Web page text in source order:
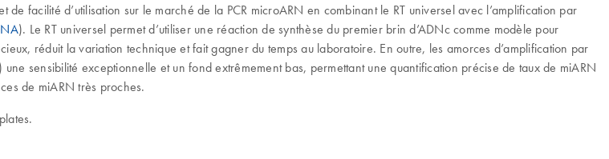
facilité d’utilisation sur le marché de la PCR microARN en combinant le RT universel avec l’amplification par
). Le RT universel permet d’utiliser une réaction de synthèse du premier brin d’ADNc comme modèle pour
réduit la variation technique et fait gagner du temps au laboratoire. En outre, les amorces d’amplification par
sensibilité exceptionnelle et un fond extrêmement bas, permettant une quantification précise de taux de miARN
de miARN très proches.